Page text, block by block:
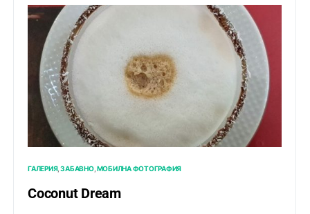
ГАЛЕРИЯ ЗАБАВНО МОБИЛНА ФОТОГРАФИЯ
Coconut Dream